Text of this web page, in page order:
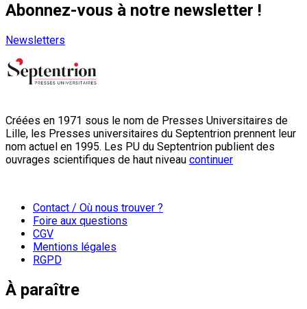
Abonnez-vous à notre newsletter !
Newsletters
Créées en 1971 sous le nom de Presses Universitaires de
Lille, les Presses universitaires du Septentrion prennent leur
nom actuel en 1995. Les PU du Septentrion publient des
ouvrages scientifiques de haut niveau continuer
Contact / Où nous trouver ?
Foire aux questions
CGV
Mentions légales
RGPD
À paraître